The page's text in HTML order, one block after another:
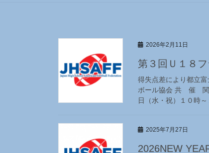
2026年2月11日
第３回Ｕ１８
得失点差により都立
ボール協会 共 催 関
日（水・祝）１０時
2025年7月27日
2026NEW